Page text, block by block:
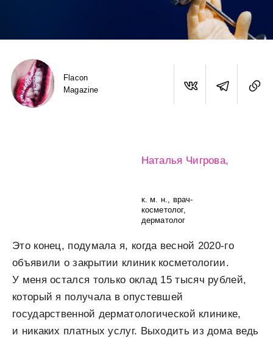
Flacon
Magazine
Наталья Чигрова,
к. м. н., врач-
косметолог,
дерматолог
Это конец, подумала я, когда весной 2020-го
объявили о закрытии клиник косметологии.
У меня остался только оклад 15 тысяч рублей,
который я получала в опустевшей
государственной дерматологической клинике,
и никаких платных услуг. Выходить из дома ведь